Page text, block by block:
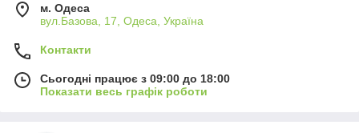
м. Одеса
вул.Базова, 17, Одеса, Україна
Контакти
Сьогодні працює з 09:00 до 18:00
Показати весь графік роботи